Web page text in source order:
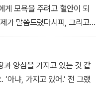
게 모욕을 주려고 혈안이 되
가 말씀드렸다시피, 그리고
, 쓰레기처럼 버림으로써 이
명히 볼 수 있습니다. 피고는
문에 다시, 또다시 그 행위를
해서 말입니다.”
과 양심을 가지고 있는 것 같
‘아냐, 가지고 있어.’ 전 그랬